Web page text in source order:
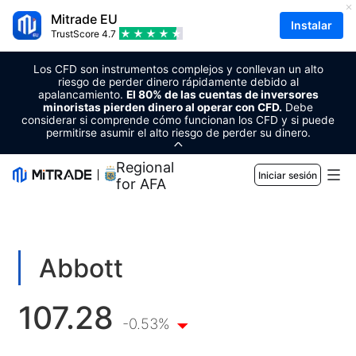
Mitrade EU
TrustScore 4.7
Instalar
Los CFD son instrumentos complejos y conllevan un alto
riesgo de perder dinero rápidamente debido al
apalancamiento. El 80% de las cuentas de inversores
minoristas pierden dinero al operar con CFD. Debe
considerar si comprende cómo funcionan los CFD y si puede
permitirse asumir el alto riesgo de perder su dinero.
Regional Sponsor
for AFA
Iniciar sesión
Forex
Materias primas
CRIPTOMONEDAS
Comercio
Plataforma de trading
Gestión de riesgo
Herramientas de mercado
Calendario económico
Educación
Abbott
107.28 -0.53%